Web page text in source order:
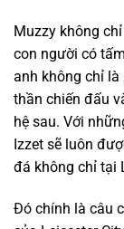
Muzzy không
con người có
anh không chỉ
thần chiến đấu
hệ sau. Với
Izzet sẽ luôn
đá không chỉ tại
Đó chính là câu